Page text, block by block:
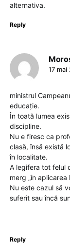
alternativa.
Reply
17 mai
ministrul
educație.
În toată lumea
discipline.
Nu e firesc ca
clasă, însă există
în localitate.
A legifera tot felul
merg „în aplicarea
Nu este cazul să
suferit sau încă
Reply